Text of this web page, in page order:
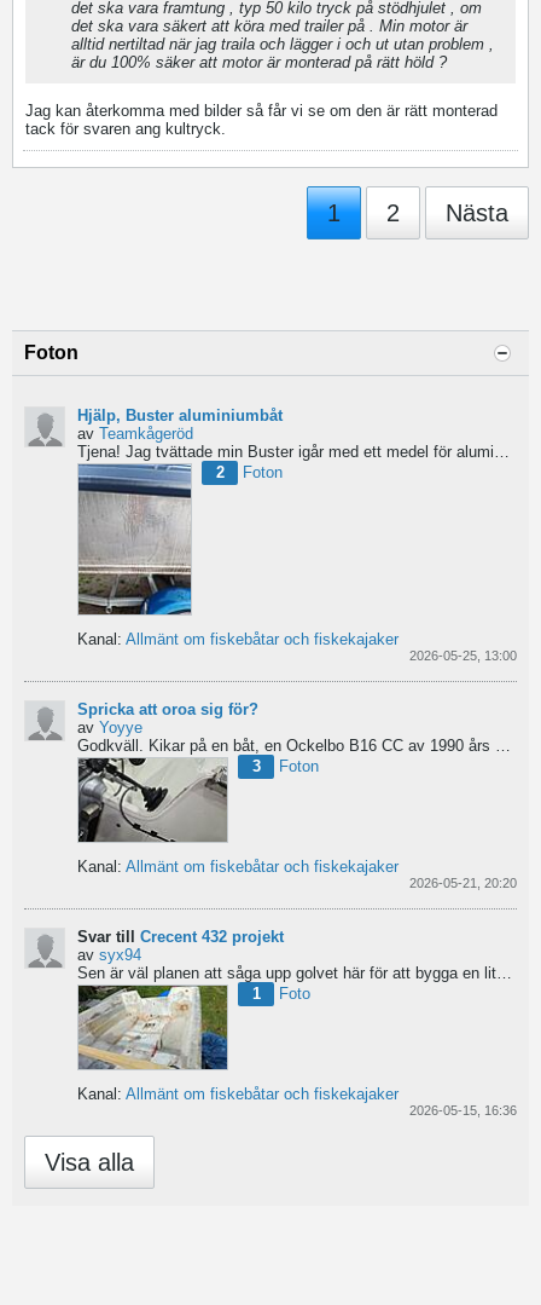
det ska vara framtung , typ 50 kilo tryck på stödhjulet , om
det ska vara säkert att köra med trailer på . Min motor är
alltid nertiltad när jag traila och lägger i och ut utan problem ,
är du 100% säker att motor är monterad på rätt höld ?
Jag kan återkomma med bilder så får vi se om den är rätt monterad
tack för svaren ang kultryck.
1 2 Nästa
Foton
Hjälp, Buster aluminiumbåt
av Teamkågeröd
Tjena! Jag tvättade min Buster igår med ett medel för aluminiumbåtar och nu blev ytan konstig/flammig...
2
Foton
Kanal: Allmänt om fiskebåtar och fiskekajaker
2026-05-25, 13:00
Spricka att oroa sig för?
av Yoyye
Godkväll.
Kikar på en båt, en Ockelbo B16 CC av 1990 års modell, men skulle behöva lite...
3
Foton
Kanal: Allmänt om fiskebåtar och fiskekajaker
2026-05-21, 20:20
Svar till Crecent 432 projekt
av syx94
1
Foto
Kanal: Allmänt om fiskebåtar och fiskekajaker
2026-05-15, 16:36
Visa alla